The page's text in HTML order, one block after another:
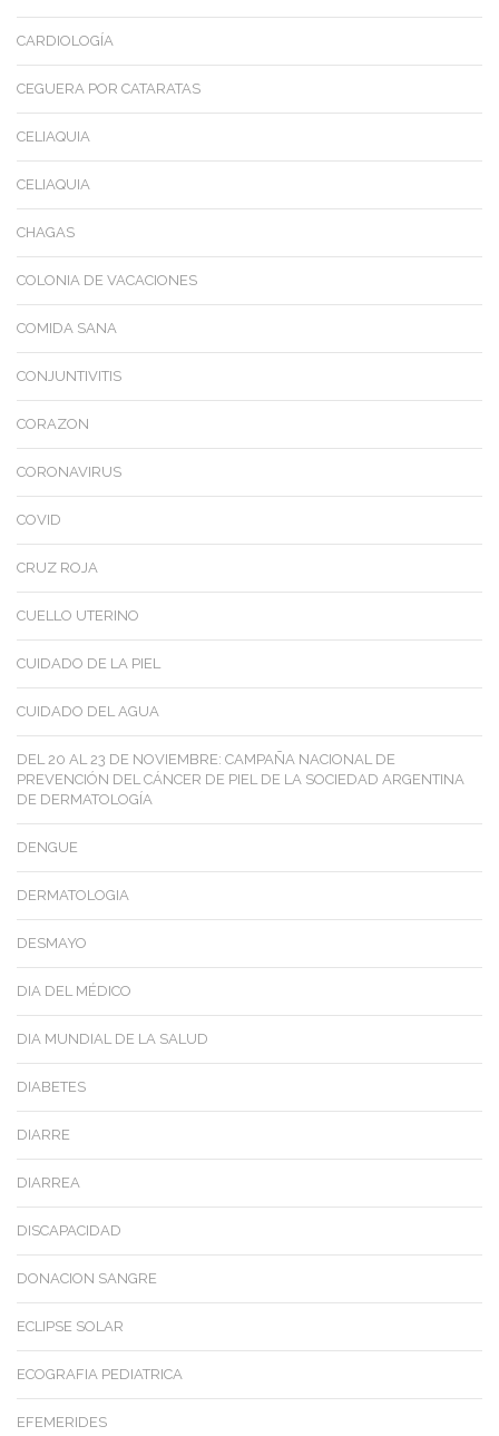
CARDIOLOGÍA
CEGUERA POR CATARATAS
CELIAQUIA
CELIAQUIA
CHAGAS
COLONIA DE VACACIONES
COMIDA SANA
CONJUNTIVITIS
CORAZON
CORONAVIRUS
COVID
CRUZ ROJA
CUELLO UTERINO
CUIDADO DE LA PIEL
CUIDADO DEL AGUA
DEL 20 AL 23 DE NOVIEMBRE: CAMPAÑA NACIONAL DE
PREVENCIÓN DEL CÁNCER DE PIEL DE LA SOCIEDAD ARGENTINA
DE DERMATOLOGÍA
DENGUE
DERMATOLOGIA
DESMAYO
DIA DEL MÉDICO
DIA MUNDIAL DE LA SALUD
DIABETES
DIARRE
DIARREA
DISCAPACIDAD
DONACION SANGRE
ECLIPSE SOLAR
ECOGRAFIA PEDIATRICA
EFEMERIDES